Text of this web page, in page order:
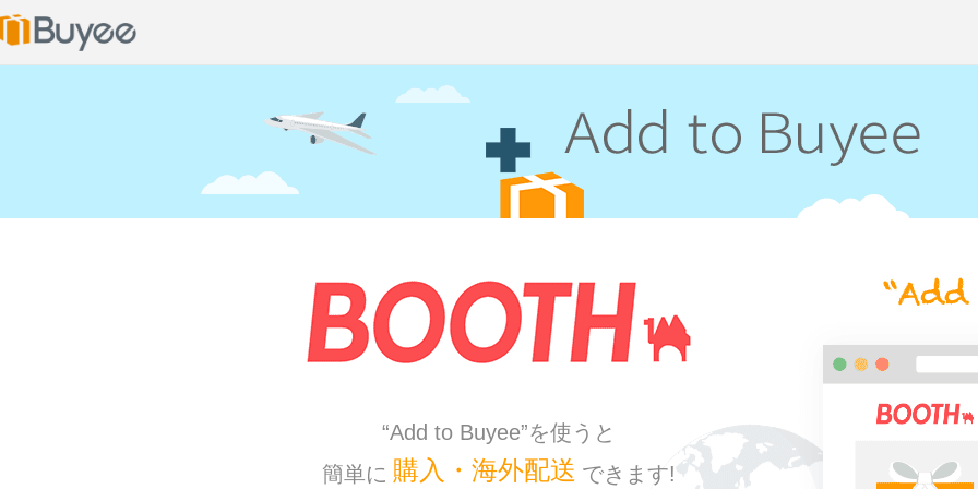
“Add to Buyee”を使うと
簡単に 購入・海外配送 できます!